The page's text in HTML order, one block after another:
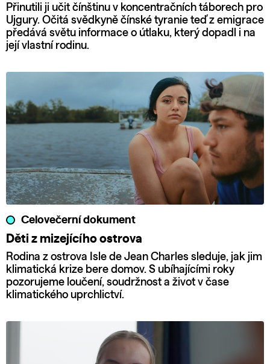
Přinutili ji učit čínštinu v koncentračních táborech pro
Ujgury. Očitá svědkyně čínské tyranie teď z emigrace
předává světu informace o útlaku, který dopadl i na
její vlastní rodinu.
Celovečerní dokument
Děti z mizejícího ostrova
Rodina z ostrova Isle de Jean Charles sleduje, jak jim
klimatická krize bere domov. S ubíhajícími roky
pozorujeme loučení, soudržnost a život v čase
klimatického uprchlictví.